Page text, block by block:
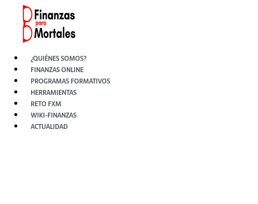
contenido
¿QUIÉNES SOMOS?
FINANZAS ONLINE
PROGRAMAS FORMATIVOS
HERRAMIENTAS
RETO FXM
WIKI-FINANZAS
ACTUALIDAD